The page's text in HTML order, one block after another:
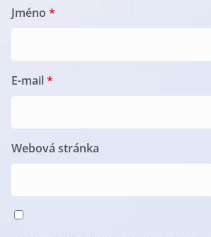
Jméno *
E-mail*
Webová stránka